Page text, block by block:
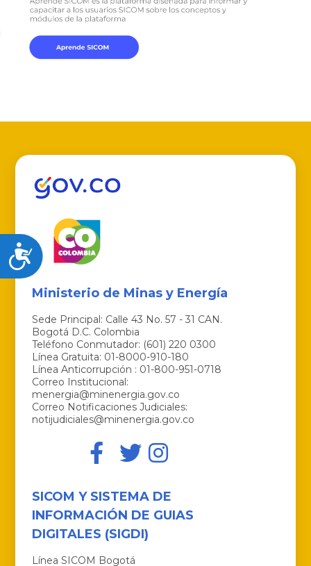
Accesibilidad
Ministerio de Minas y Energía
Sede Principal: Calle 43 No. 57 - 31 CAN.
Bogotá D.C. Colombia
Teléfono Conmutador: (601) 220 0300
Línea Gratuita: 01-8000-910-180
Línea Anticorrupción : 01-800-951-0718
Correo Institucional:
menergia@minenergia.gov.co
Correo Notificaciones Judiciales:
notijudiciales@minenergia.gov.co
SICOM Y SISTEMA DE
INFORMACIÓN DE GUIAS
DIGITALES (SIGDI)
Línea SICOM Bogotá